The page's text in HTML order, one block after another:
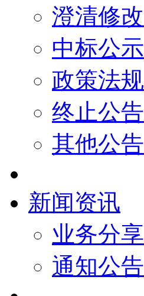
澄清修改
中标公示
政策法规
终止公告
其他公告
新闻资讯
业务分享
通知公告